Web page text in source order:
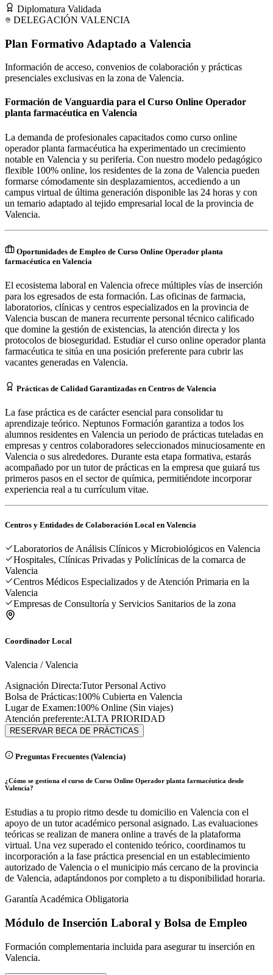
Diplomatura Validada
DELEGACIÓN VALENCIA
Plan Formativo Adaptado a Valencia
Información de acceso, convenios de colaboración y prácticas
presenciales exclusivas en la zona de Valencia.
Formación de Vanguardia para el Curso Online Operador
planta farmacéutica en Valencia
La demanda de profesionales capacitados como curso online
operador planta farmacéutica ha experimentado un crecimiento
notable en Valencia y su periferia. Con nuestro modelo pedagógico
flexible 100% online, los residentes de la zona de Valencia pueden
formarse cómodamente sin desplazamientos, accediendo a un
campus virtual de última generación disponible las 24 horas y con
un temario adaptado al tejido empresarial local de la provincia de
Valencia.
Oportunidades de Empleo de Curso Online Operador planta
farmacéutica en Valencia
El ecosistema laboral en Valencia ofrece múltiples vías de inserción
para los egresados de esta formación. Las oficinas de farmacia,
laboratorios, clínicas y centros especializados en la provincia de
Valencia buscan de manera recurrente personal técnico calificado
que domine la gestión de existencias, la atención directa y los
protocolos de bioseguridad. Estudiar el curso online operador planta
farmacéutica te sitúa en una posición preferente para cubrir las
vacantes generadas en Valencia.
Prácticas de Calidad Garantizadas en Centros de Valencia
La fase práctica es de carácter esencial para consolidar tu
aprendizaje teórico. Neptunos Formación garantiza a todos los
alumnos residentes en Valencia un periodo de prácticas tuteladas en
empresas y centros colaboradores seleccionados minuciosamente en
Valencia o sus alrededores. Durante esta etapa formativa, estarás
acompañado por un tutor de prácticas en la empresa que guiará tus
primeros pasos en el sector de química, permitiéndote incorporar
experiencia real a tu currículum vitae.
Centros y Entidades de Colaboración Local en Valencia
Laboratorios de Análisis Clínicos y Microbiológicos en Valencia
Hospitales, Clínicas Privadas y Policlínicas de la comarca de
Valencia
Centros Médicos Especializados y de Atención Primaria en la
Valencia
Empresas de Consultoría y Servicios Sanitarios de la zona
Coordinador Local
Valencia /Valencia
Asignación Directa:Tutor Personal Activo
Bolsa de Prácticas:100% Cubierta en Valencia
Lugar de Examen:100% Online (Sin viajes)
Atención preferente:ALTA PRIORIDAD
RESERVAR BECA DE PRÁCTICAS
Preguntas Frecuentes (Valencia)
¿Cómo se gestiona el curso de Curso Online Operador planta farmacéutica desde
Valencia?
Estudias a tu propio ritmo desde tu domicilio en Valencia con el
apoyo de un tutor académico personal asignado. Las evaluaciones
teóricas se realizan de manera online a través de la plataforma
virtual. Una vez superado el contenido teórico, coordinamos tu
incorporación a la fase práctica presencial en un establecimiento
autorizado de Valencia o el municipio más cercano de la provincia
de Valencia, adaptándonos por completo a tu disponibilidad horaria.
Garantía Académica Obligatoria
Módulo de Inserción Laboral y Bolsa de Empleo
Formación complementaria incluida para asegurar tu inserción en
Valencia.